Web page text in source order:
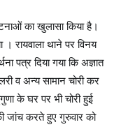
का खुलासा किया है।
। रायवाला थाने पर विनय
पत्र दिया गया कि अज्ञात
व अन्य सामान चोरी कर
के घर पर भी चोरी हुई
जांच करते हुए गुरुवार को